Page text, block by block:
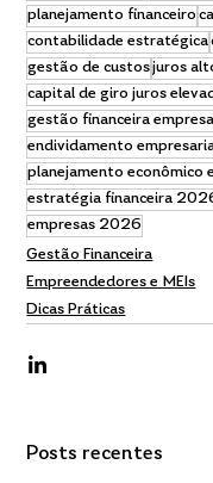
planejamento financeiro
contabilidade estratégica
gestão de custosjuros
capital de giro juros
gestão financeira
endividamento
planejamento econômico
estratégia financeira
empresas 2026
Gestão Financeira
Empreendedores e MEIs
Dicas Práticas
Posts recentes